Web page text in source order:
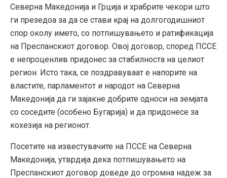
Северна Македонија и Грција и храбрите чекори што
ги презедоа за да се стави крај на долгогодишниот
спор околу името, со потпишувањето и ратификација
на Преспанскиот договор. Овој договор, според ПССЕ
е непроценлив придонес за стабилноста на целиот
регион. Исто така, се поздравуваат е напорите на
властите, парламентот и народот на Северна
Македонија да ги зајакне добрите односи на земјата
со соседите (особено Бугарија) и да придонесе за
кохезија на регионот.
Посетите на известувачите на ПССЕ на Северна
Македонија, утврдија дека потпишувањето на
Преспанскиот договор доведе до огромна надеж за